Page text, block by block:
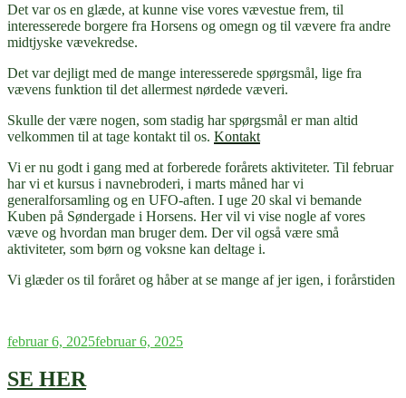
Det var os en glæde, at kunne vise vores vævestue frem, til
interesserede borgere fra Horsens og omegn og til vævere fra andre
midtjyske vævekredse.
Det var dejligt med de mange interesserede spørgsmål, lige fra
vævens funktion til det allermest nørdede væveri.
Skulle der være nogen, som stadig har spørgsmål er man altid
velkommen til at tage kontakt til os. Kontakt
Vi er nu godt i gang med at forberede forårets aktiviteter. Til februar
har vi et kursus i navnebroderi, i marts måned har vi
generalforsamling og en UFO-aften. I uge 20 skal vi bemande
Kuben på Søndergade i Horsens. Her vil vi vise nogle af vores
væve og hvordan man bruger dem. Der vil også være små
aktiviteter, som børn og voksne kan deltage i.
Vi glæder os til foråret og håber at se mange af jer igen, i forårstiden
Udgivet
februar 6, 2025februar 6, 2025
SE HER